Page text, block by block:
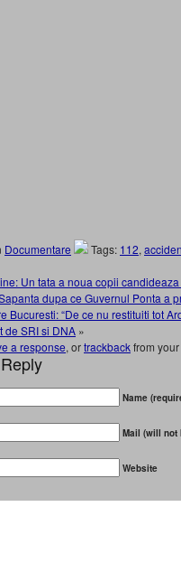
Documentare Tags: 112,
Un tata a noua copii
dupa ce Guvernul Ponta a
Bucuresti: “De ce nu restituiti tot
de SRI si DNA »
a response, ortrackbackfrom
Name
Mail (will not
Website